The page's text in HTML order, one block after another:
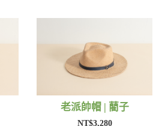
老派帥帽 | 藺子
NT$3,280